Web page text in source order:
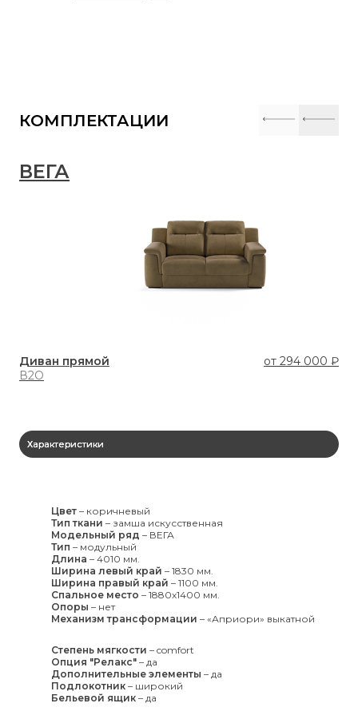
КОМПЛЕКТАЦИИ
ВЕГА
Диван прямой от 294 000 ₽
В2О
Характеристики
Цвет – коричневый
Тип ткани – замша искусственная
Модельный ряд – ВЕГА
Тип – модульный
Длина – 4010 мм.
Ширина левый край – 1830 мм.
Ширина правый край – 1100 мм.
Спальное место – 1880x1400 мм.
Опоры – нет
Механизм трансформации – «Априори» выкатной
Степень мягкости – comfort
Опция "Релакс" – да
Дополнительные элементы – да
Подлокотник – широкий
Бельевой ящик – да